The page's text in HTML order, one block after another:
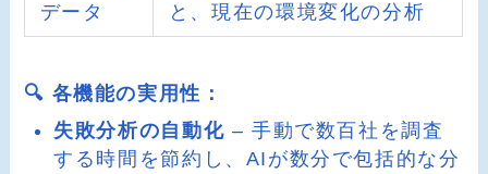
データ
と、現在の環境変化の分析
🔍 各機能の実用性：
失敗分析の自動化 – 手動で数百社を調査
する時間を節約し、AIが数分で包括的な分